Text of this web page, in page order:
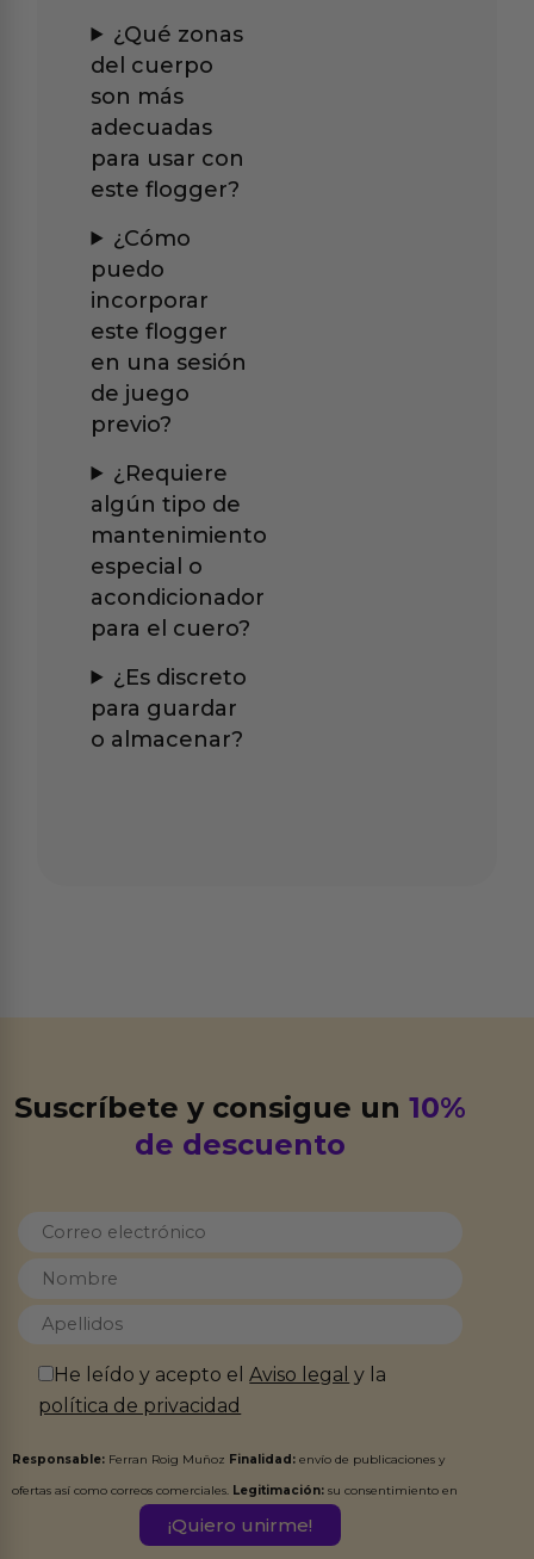
¿Qué zonas
del cuerpo
son más
adecuadas
para usar con
este flogger?
¿Cómo
puedo
incorporar
este flogger
en una sesión
de juego
previo?
¿Requiere
algún tipo de
mantenimiento
especial o
acondicionador
para el cuero?
¿Es discreto
para guardar
o almacenar?
Suscríbete y consigue un10%
de descuento
He leído y acepto elAviso legal y la
política de privacidad
Responsable: Ferran Roig Muñoz Finalidad: envío de publicaciones y
ofertas así como correos comerciales. Legitimación: su consentimiento en
Destinatarios:Ferran Roig Muñoz. Podrás ejercer tus